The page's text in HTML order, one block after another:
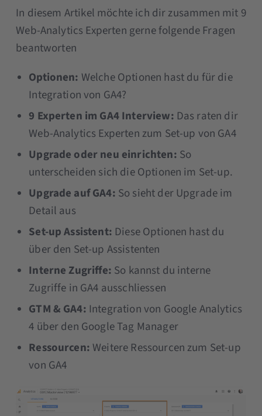
In diesem Artikel möchte ich dir zusammen mit 9
Web-Analytics Experten gerne folgende Fragen
beantworten
Optionen: Welche Optionen hast du für die
Integration von GA4?
9 Experten im GA4 Interview: Das raten dir
Web-Analytics Experten zum Set-up von GA4
Upgrade oder neu einrichten: So
unterscheiden sich die Optionen im Set-up.
Upgrade auf GA4: So sieht der Upgrade im
Detail aus
Set-up Assistent: Diese Optionen hast du
über den Set-up Assistenten
Interne Zugriffe: So kannst du interne
Zugriffe in GA4 ausschliessen
GTM & GA4: Integration von Google Analytics
4 über den Google Tag Manager
Ressourcen:Weitere Ressourcen zum Set-up
von GA4